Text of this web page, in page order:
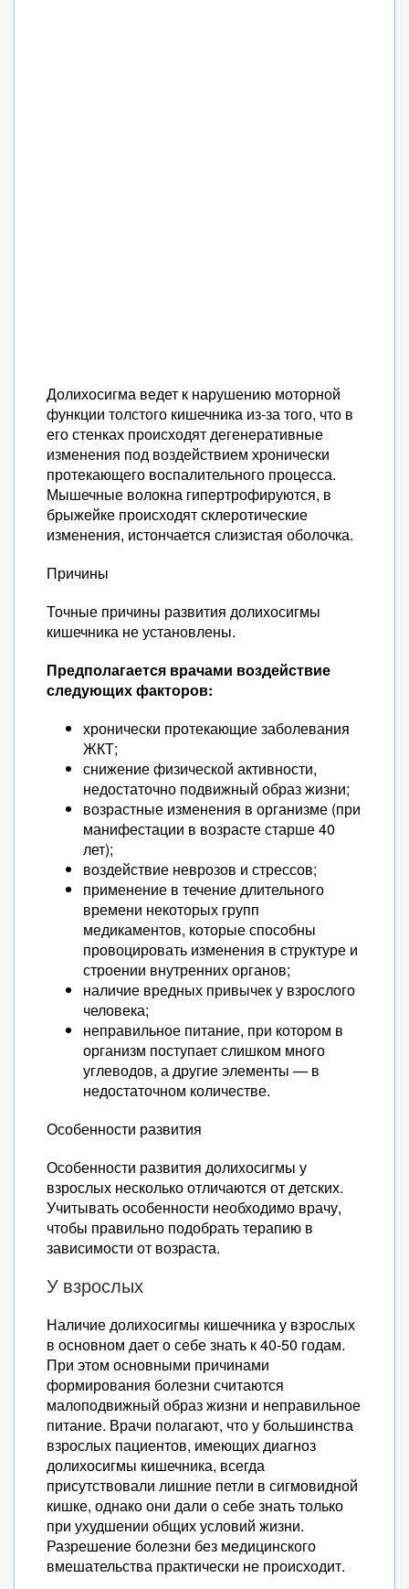
Долихосигма ведет к нарушению моторной
функции толстого кишечника из-за того, что в
его стенках происходят дегенеративные
изменения под воздействием хронически
протекающего воспалительного процесса.
Мышечные волокна гипертрофируются, в
брыжейке происходят склеротические
изменения, истончается слизистая оболочка.
Причины
Точные причины развития долихосигмы
кишечника не установлены.
Предполагается врачами воздействие
следующих факторов:
хронически протекающие заболевания
ЖКТ;
снижение физической активности,
недостаточно подвижный образ жизни;
возрастные изменения в организме (при
манифестации в возрасте старше 40
лет);
воздействие неврозов и стрессов;
применение в течение длительного
времени некоторых групп
медикаментов, которые способны
провоцировать изменения в структуре и
строении внутренних органов;
наличие вредных привычек у взрослого
человека;
неправильное питание, при котором в
организм поступает слишком много
углеводов, а другие элементы — в
недостаточном количестве.
Особенности развития
Особенности развития долихосигмы у
взрослых несколько отличаются от детских.
Учитывать особенности необходимо врачу,
чтобы правильно подобрать терапию в
зависимости от возраста.
У взрослых
Наличие долихосигмы кишечника у взрослых
в основном дает о себе знать к 40-50 годам.
При этом основными причинами
формирования болезни считаются
малоподвижный образ жизни и неправильное
питание. Врачи полагают, что у большинства
взрослых пациентов, имеющих диагноз
долихосигмы кишечника, всегда
присутствовали лишние петли в сигмовидной
кишке, однако они дали о себе знать только
при ухудшении общих условий жизни.
Разрешение болезни без медицинского
вмешательства практически не происходит.